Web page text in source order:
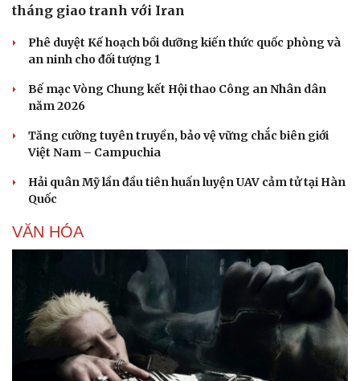
Dinh dưỡng - món ngon
Cây thuốc
Sản phụ khoa
Nhi khoa
Làm đẹp - giảm cân
Phòng mạch online
Nhà đẹp
Tình yêu - Gia đình
tháng giao tranh với Iran
Phê duyệt Kế hoạch bồi dưỡng kiến thức quốc phòng và
an ninh cho đối tượng 1
Bế mạc Vòng Chung kết Hội thao Công an Nhân dân
năm 2026
Tăng cường tuyên truyền, bảo vệ vững chắc biên giới
Việt Nam – Campuchia
Hải quân Mỹ lần đầu tiên huấn luyện UAV cảm tử tại Hàn
Quốc
VĂN HÓA